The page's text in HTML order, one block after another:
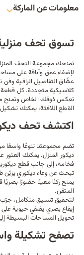
معلومات عن الماركة
تسوق تحف منزلية
تمنحك مجموعة التحف
لإضفاء عمق وأناقة على
عشّاق التفاصيل الراقية وفن
كلاسيكية متجددة. كل
تعكس ذوقك الخاص وتمنح
القطع اللافتة، يمكنك
اكتشف تحف
تضم مجموعتنا تنوعًا واسعًا
ديكور المنزل. يمكنك العثور
فخامة، إلى جانب قطع
تبحث عنوعاءديكوري يزيّن
يمنح ركنًا معينًا حضورًا
المتقن.
لتحقيق تنسيق متكامل، جرّب
إيقاع بصري يضفي حيوية على
تحويل المساحات البسيطة إلى
تصفح تشكيلة